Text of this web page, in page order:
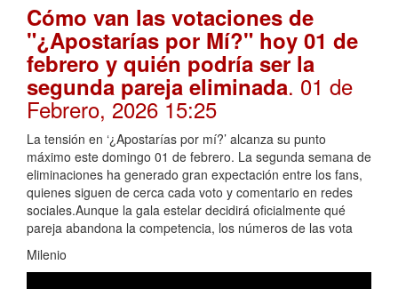
Cómo van las votaciones de
"¿Apostarías por Mí?" hoy 01 de
febrero y quién podría ser la
segunda pareja eliminada. 01 de
Febrero, 2026 15:25
La tensión en ‘¿Apostarías por mí?’ alcanza su punto
máximo este domingo 01 de febrero. La segunda semana de
eliminaciones ha generado gran expectación entre los fans,
quienes siguen de cerca cada voto y comentario en redes
sociales.Aunque la gala estelar decidirá oficialmente qué
pareja abandona la competencia, los números de las vota
Milenio